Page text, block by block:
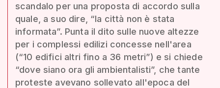
scandalo per una proposta di accordo sulla
quale, a suo dire, “la città non è stata
informata”. Punta il dito sulle nuove altezze
per i complessi edilizi concesse nell'area
(“10 edifici altri fino a 36 metri”) e si chiede
“dove siano ora gli ambientalisti”, che tante
proteste avevano sollevato all'epoca del